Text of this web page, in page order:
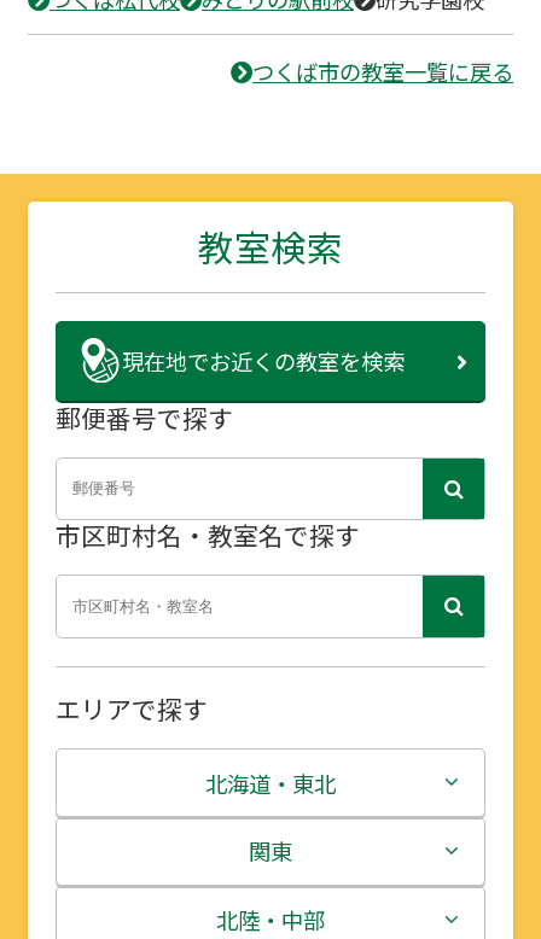
つくば市の教室一覧に戻る
教室検索
現在地でお近くの教室を検索
郵便番号で探す
市区町村名・教室名で探す
エリアで探す
北海道・東北
北海道
青森県
関東
茨城県
北陸・中部